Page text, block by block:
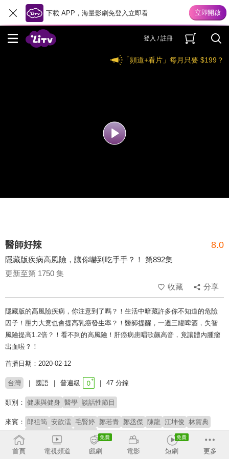
下載 APP，海量影劇免登入立即看
登入 / 註冊
「頻道+看片」每月只要 $199？
醫師好辣 8.0
隱藏版疾病高風險，讓你嚇到吃手手？！ 第892集
更新至第 1750 集
收藏
分享
隱藏版的高風險疾病，你注意到了嗎？！生活中暗藏許多你不知道的危險
因子！壓力大竟也會提高乳癌發生率？！醫師提醒，一週三罐啤酒，失智
風險提高1.2倍？！看不到的高風險！肝癌病患唱歌飆高音，竟讓體內腫瘤
出血啦？！
首播日期：2020-02-12
台灣 國語 普遍級 47 分鐘
類別： 健康與健身 醫學 談話性節目
來賓： 郎祖筠 安歆澐 毛賢婷 鄭若青 鄭丞傑 陳龍 江坤俊 林賀典
陳俊宇 夏宇童
主持：
首頁 電視頻道 戲劇 電影 短劇 更多